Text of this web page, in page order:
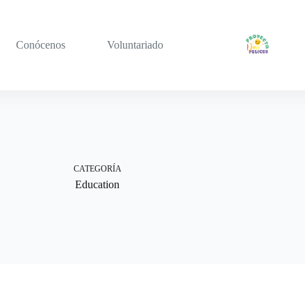
Conócenos Voluntariado
CATEGORÍA
Education